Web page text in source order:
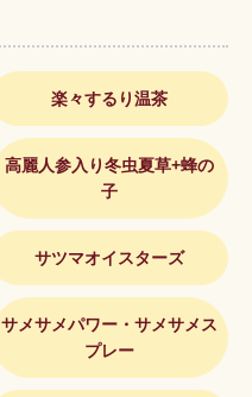
楽々するり温茶
高麗人参入り冬虫夏草+蜂の
子
サツマオイスターズ
サメサメパワー・サメサメス
プレー